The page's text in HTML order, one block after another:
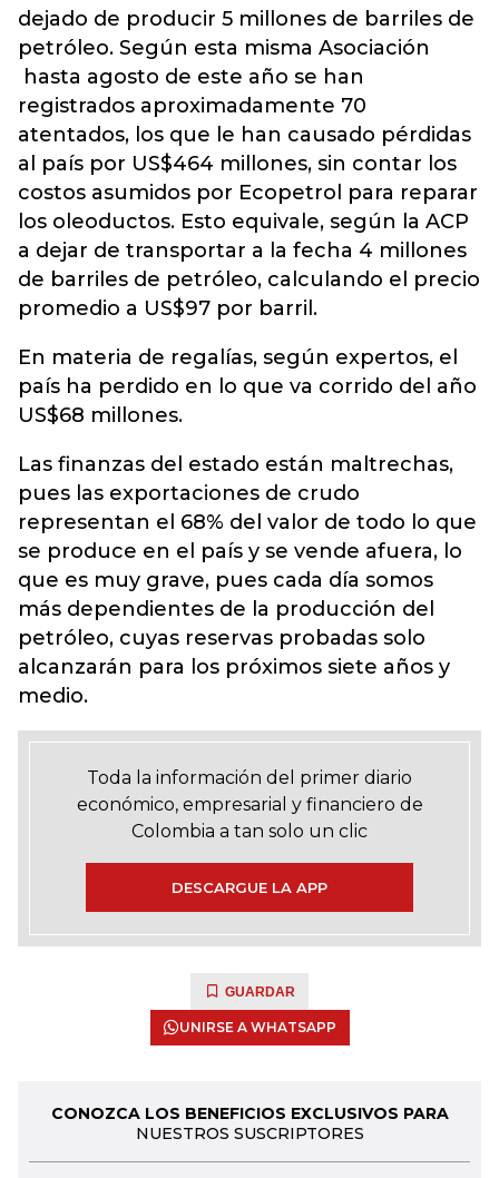
dejado de producir 5 millones de barriles de
petróleo. Según esta misma Asociación
hasta agosto de este año se han
registrados aproximadamente 70
atentados, los que le han causado pérdidas
al país por US$464 millones, sin contar los
costos asumidos por Ecopetrol para reparar
los oleoductos. Esto equivale, según la ACP
a dejar de transportar a la fecha 4 millones
de barriles de petróleo, calculando el precio
promedio a US$97 por barril.
En materia de regalías, según expertos, el
país ha perdido en lo que va corrido del año
US$68 millones.
Las finanzas del estado están maltrechas,
pues las exportaciones de crudo
representan el 68% del valor de todo lo que
se produce en el país y se vende afuera, lo
que es muy grave, pues cada día somos
más dependientes de la producción del
petróleo, cuyas reservas probadas solo
alcanzarán para los próximos siete años y
medio.
Toda la información del primer diario
económico, empresarial y financiero de
Colombia a tan solo un clic
DESCARGUE LA APP
GUARDAR
UNIRSE A WHATSAPP
CONOZCA LOS BENEFICIOS EXCLUSIVOS PARA
NUESTROS SUSCRIPTORES